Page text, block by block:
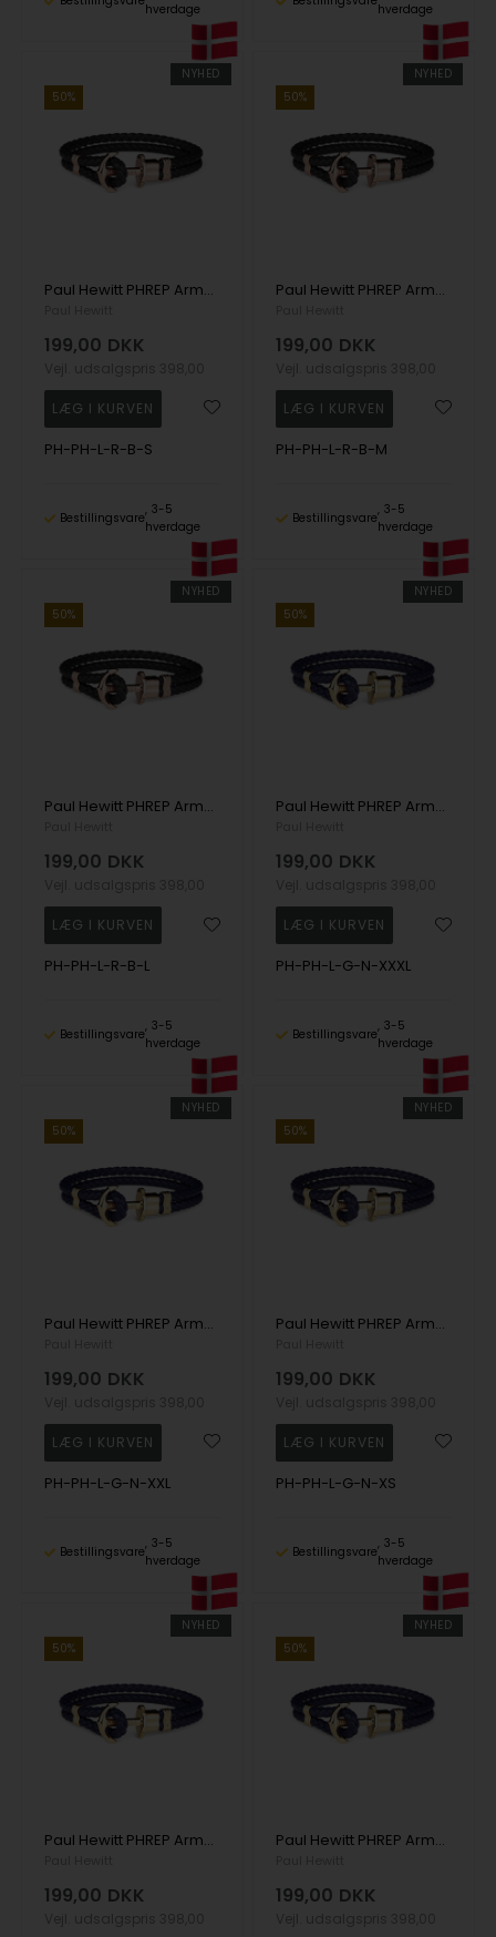
hverdage
hverdage
NYHED
50%
Paul Hewitt PHREP Armbånd rosaguldfarvet 17 cm - PH-PH-L-R-B-S
199,00 DKK
PH-PH-L-R-B-S
Bestillingsvare
3-5
hverdage
NYHED
50%
Paul Hewitt PHREP Armbånd rosaguldfarvet 18 cm - PH-PH-L-R-B-M
199,00 DKK
PH-PH-L-R-B-M
Bestillingsvare
3-5
hverdage
NYHED
50%
Paul Hewitt PHREP Armbånd rosaguldfarvet 19 cm - PH-PH-L-R-B-L
199,00 DKK
PH-PH-L-R-B-L
Bestillingsvare
3-5
hverdage
NYHED
50%
Paul Hewitt PHREP Armbånd guldfarvet 22 cm - PH-PH-L-G-N-XXXL
199,00 DKK
PH-PH-L-G-N-XXXL
Bestillingsvare
3-5
hverdage
NYHED
50%
Paul Hewitt PHREP Armbånd guldfarvet 21 cm - PH-PH-L-G-N-XXL
199,00 DKK
PH-PH-L-G-N-XXL
Bestillingsvare
3-5
hverdage
NYHED
50%
Paul Hewitt PHREP Armbånd guldfarvet 16 cm - PH-PH-L-G-N-XS
199,00 DKK
PH-PH-L-G-N-XS
Bestillingsvare
3-5
hverdage
NYHED
50%
Paul Hewitt PHREP Armbånd guldfarvet 20 cm - PH-PH-L-G-N-XL
199,00 DKK
NYHED
50%
Paul Hewitt PHREP Armbånd guldfarvet 17 cm - PH-PH-L-G-N-S
199,00 DKK